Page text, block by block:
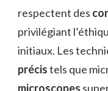
respectent des
privilégiant
initiaux. Les
précistels que
microscopes